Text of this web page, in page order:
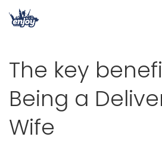
The key
Being a
Wife